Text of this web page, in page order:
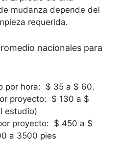
mudanza depende del
requerida.
nacionales para
por hora: $ 35 a $ 60.
proyecto: $ 130 a $
estudio)
proyecto: $ 450 a $
a 3500 pies